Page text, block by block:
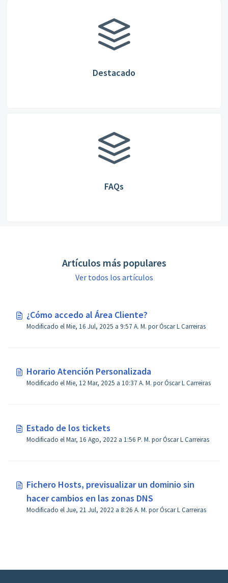
Destacado
FAQs
Artículos más populares
Ver todos los artículos
¿Cómo accedo al Área Cliente?
Modificado el Mie, 16 Jul, 2025 a 9:57 A. M. por Óscar L Carreiras
Horario Atención Personalizada
Modificado el Mie, 12 Mar, 2025 a 10:37 A. M. por Óscar L Carreiras
Estado de los tickets
Modificado el Mar, 16 Ago, 2022 a 1:56 P. M. por Óscar L Carreiras
Fichero Hosts, previsualizar un dominio sin
hacer cambios en las zonas DNS
Modificado el Jue, 21 Jul, 2022 a 8:26 A. M. por Óscar L Carreiras